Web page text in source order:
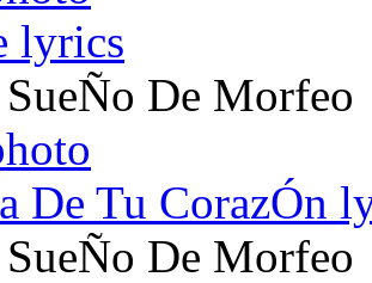
lyrics
De Morfeo
De Tu CorazÓn
De Morfeo